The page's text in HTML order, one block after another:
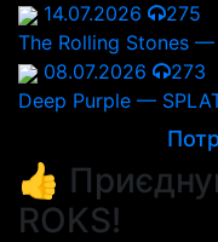
14.07.2026
275
The Rolling Stones
08.07.2026
273
Deep Purple —
👍
ROKS!